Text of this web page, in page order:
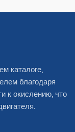
каталоге,
благодаря
к окислению, что